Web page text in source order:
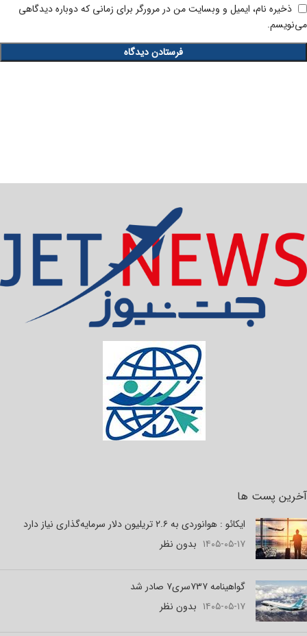
ذخیره نام، ایمیل و وبسایت من در مرورگر برای زمانی که دوباره دیدگاهی
می‌نویسم.
آخرین پست ها
ایکائو : هوانوردی به ۲.۶ تریلیون دلار سرمایه‌گذاری نیاز دارد
۱۴۰۵-۰۵-۱۷ بدون نظر
گواهینامه ۷۳۷سری۷ صادر شد
۱۴۰۵-۰۵-۱۷ بدون نظر